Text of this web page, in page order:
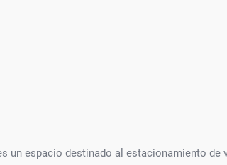
un espacio destinado al estacionamiento de